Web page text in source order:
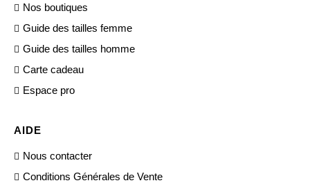
Nos boutiques
Guide des tailles femme
Guide des tailles homme
Carte cadeau
Espace pro
AIDE
Nous contacter
Conditions Générales de Vente